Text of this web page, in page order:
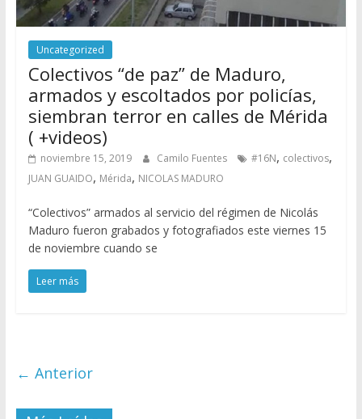
Uncategorized
Colectivos “de paz” de Maduro,
armados y escoltados por policías,
siembran terror en calles de Mérida
( +videos)
noviembre 15, 2019 Camilo Fuentes #16N, colectivos,
JUAN GUAIDO, Mérida, NICOLAS MADURO
“Colectivos” armados al servicio del régimen de Nicolás
Maduro fueron grabados y fotografiados este viernes 15
de noviembre cuando se
Leer más
← Anterior